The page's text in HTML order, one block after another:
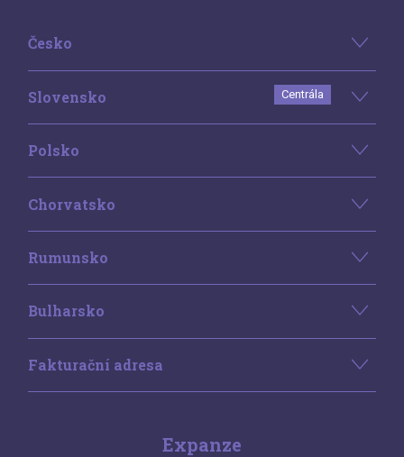
Česko
Slovensko Centrála
Polsko
Chorvatsko
Rumunsko
Bulharsko
Fakturační adresa
Expanze